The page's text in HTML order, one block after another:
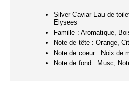
Silver Caviar Eau de
Elysees
Famille : Aromatique,
Note de tête : Orange,
Note de coeur : Noix de
Note de fond : Musc,